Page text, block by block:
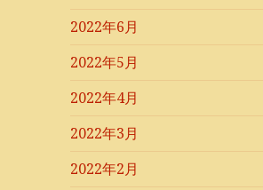
2022年6月
2022年5月
2022年4月
2022年3月
2022年2月